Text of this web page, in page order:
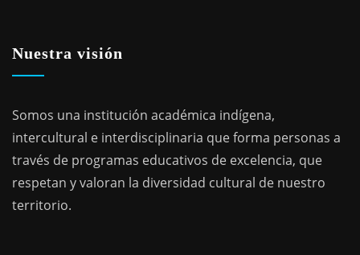
Nuestra visión
Somos una institución académica indígena,
intercultural e interdisciplinaria que forma personas a
través de programas educativos de excelencia, que
respetan y valoran la diversidad cultural de nuestro
territorio.